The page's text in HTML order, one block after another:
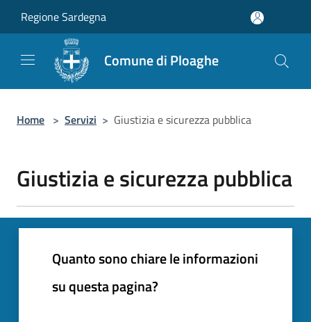
Regione Sardegna
Comune di Ploaghe
Home > Servizi > Giustizia e sicurezza pubblica
Giustizia e sicurezza pubblica
Quanto sono chiare le informazioni
su questa pagina?